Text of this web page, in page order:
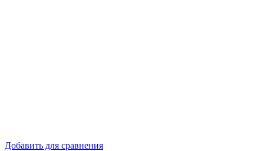
Добавить для сравнения